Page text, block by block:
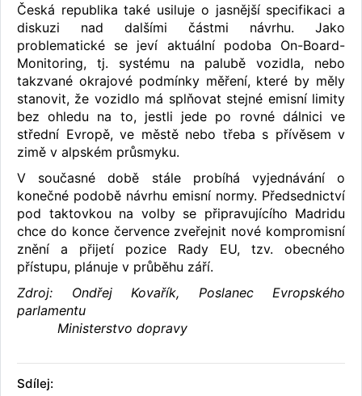
Česká republika také usiluje o jasnější specifikaci a
diskuzi nad dalšími částmi návrhu. Jako
problematické se jeví aktuální podoba On-Board-
Monitoring, tj. systému na palubě vozidla, nebo
takzvané okrajové podmínky měření, které by měly
stanovit, že vozidlo má splňovat stejné emisní limity
bez ohledu na to, jestli jede po rovné dálnici ve
střední Evropě, ve městě nebo třeba s přívěsem v
zimě v alpském průsmyku.
V současné době stále probíhá vyjednávání o
konečné podobě návrhu emisní normy. Předsednictví
pod taktovkou na volby se připravujícího Madridu
chce do konce července zveřejnit nové kompromisní
znění a přijetí pozice Rady EU, tzv. obecného
přístupu, plánuje v průběhu září.
Zdroj: Ondřej Kovařík, Poslanec Evropského
parlamentu
Ministerstvo dopravy
Sdílej: